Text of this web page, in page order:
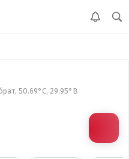
50.69°С, 29.95°В